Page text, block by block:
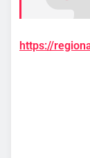
https://